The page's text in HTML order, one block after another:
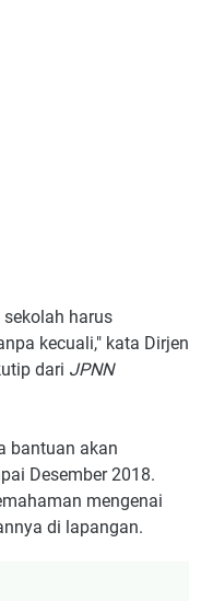
harus
kecuali," kata Dirjen
dari JPNN
bantuan akan
Desember 2018.
mengenai
di lapangan.